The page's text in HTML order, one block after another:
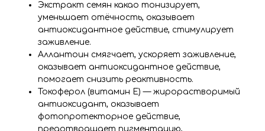
Экстракт семян какао тонизирует,
уменьшает отёчность, оказывает
антиоксидантное действие, стимулирует
заживление.
Аллантоин смягчает, ускоряет заживление,
оказывает антиоксидантное действие,
помогает снизить реактивность.
Токоферол (витамин E) — жирорастворимый
антиоксидант, оказывает
фотопротекторное действие,
предотвращает пигментацию,